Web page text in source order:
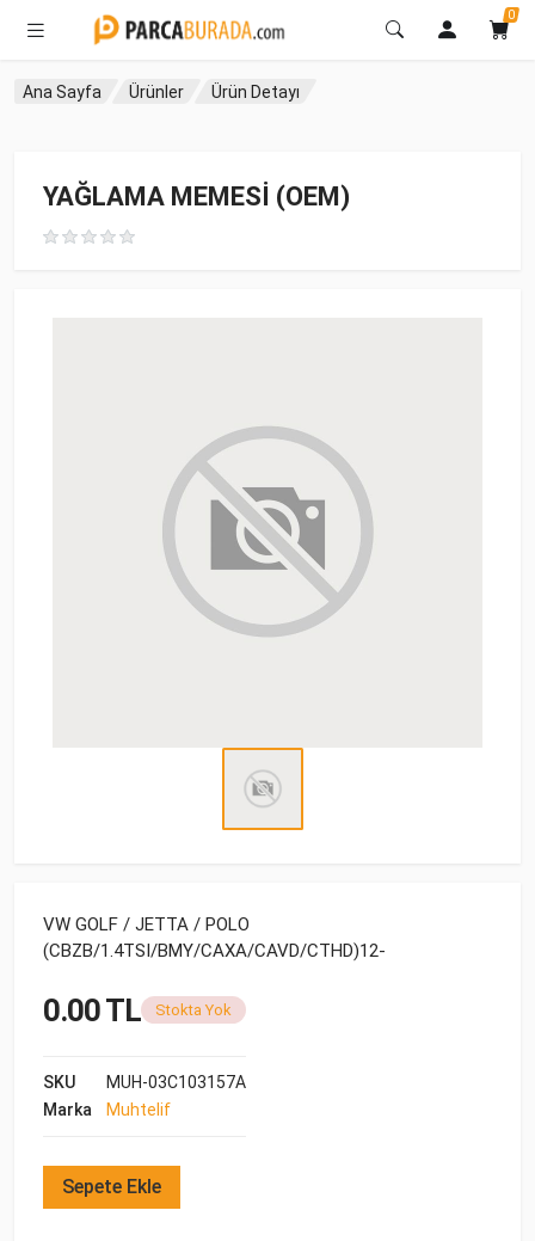
0
Ana Sayfa Ürünler Ürün Detayı
YAĞLAMA MEMESİ (OEM)
VW GOLF / JETTA / POLO
(CBZB/1.4TSI/BMY/CAXA/CAVD/CTHD)12-
0.00 TL Stokta Yok
SKU
MUH-03C103157A
Marka
Muhtelif
Sepete Ekle